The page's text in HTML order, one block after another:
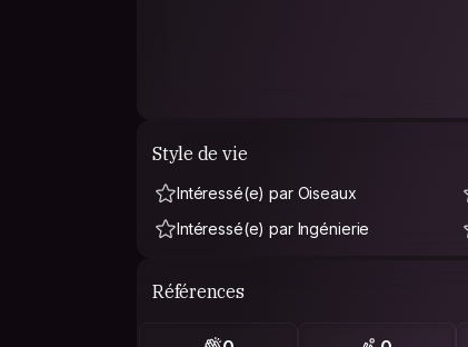
Style de vie
Intéressé(e) par Oiseaux
Intéressé(e) par Ingénierie
Références